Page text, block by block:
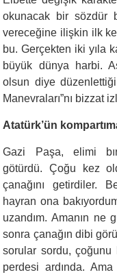
okunacak bir sözdür
vereceğine ilişkin ilk
bu. Gerçekten iki yıla
büyük dünya harbi.
olsun diye
Manevraları”nı bizzat
Atatürk’ün
Gazi Paşa, elimi
götürdü. Çoğu kez
çanağını getirdiler.
hayran ona
uzandım. Amanın ne
sonra çanağın dibi
sorular sordu, çoğunu
perdesi ardında.